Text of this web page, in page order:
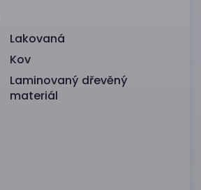
Lakovaná
Kov
Laminovaný dřevěný
materiál